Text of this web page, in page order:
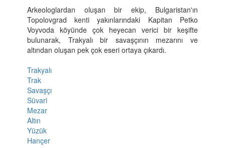
Arkeologlardan oluşan bir ekip, Bulgaristan'ın
Topolovgrad kenti yakınlarındaki Kapitan Petko
Voyvoda köyünde çok heyecan verici bir keşifte
bulunarak, Trakyalı bir savaşçının mezarını ve
altından oluşan pek çok eseri ortaya çıkardı.
Trakyalı
Trak
Savaşçı
Süvari
Mezar
Altın
Yüzük
Hançer